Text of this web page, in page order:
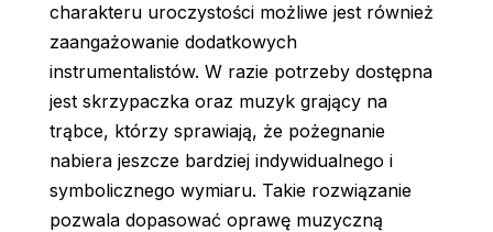
charakteru uroczystości możliwe jest również
zaangażowanie dodatkowych
instrumentalistów. W razie potrzeby dostępna
jest skrzypaczka oraz muzyk grający na
trąbce, którzy sprawiają, że pożegnanie
nabiera jeszcze bardziej indywidualnego i
symbolicznego wymiaru. Takie rozwiązanie
pozwala dopasować oprawę muzyczną